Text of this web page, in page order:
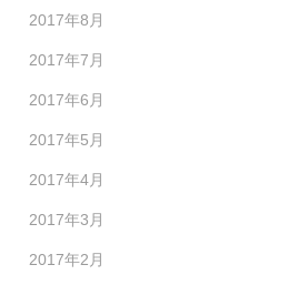
2017年8月
2017年7月
2017年6月
2017年5月
2017年4月
2017年3月
2017年2月